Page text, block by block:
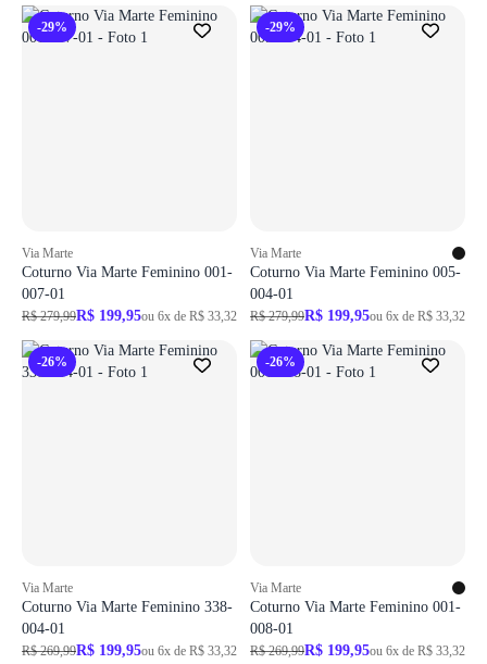
-29%
Via Marte
Coturno Via Marte Feminino 001-
007-01
R$ 279,99R$ 199,95ou 6x de R$ 33,32
-29%
Via Marte
Coturno Via Marte Feminino 005-
004-01
R$ 279,99R$ 199,95ou 6x de R$ 33,32
-26%
Via Marte
Coturno Via Marte Feminino 338-
004-01
R$ 269,99R$ 199,95ou 6x de R$ 33,32
-26%
Via Marte
Coturno Via Marte Feminino 001-
008-01
R$ 269,99R$ 199,95ou 6x de R$ 33,32